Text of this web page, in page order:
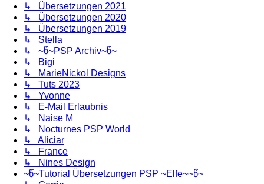
↳ Übersetzungen 2021
↳ Übersetzungen 2020
↳ Übersetzungen 2019
↳ Stella
↳ ~წ~PSP Archiv~წ~
↳ Bigi
↳ MarieNickol Designs
↳ Tuts 2023
↳ Yvonne
↳ E-Mail Erlaubnis
↳ Naise M
↳ Nocturnes PSP World
↳ Aliciar
↳ France
↳ Nines Design
~წ~Tutorial Übersetzungen PSP ~Elfe~~წ~